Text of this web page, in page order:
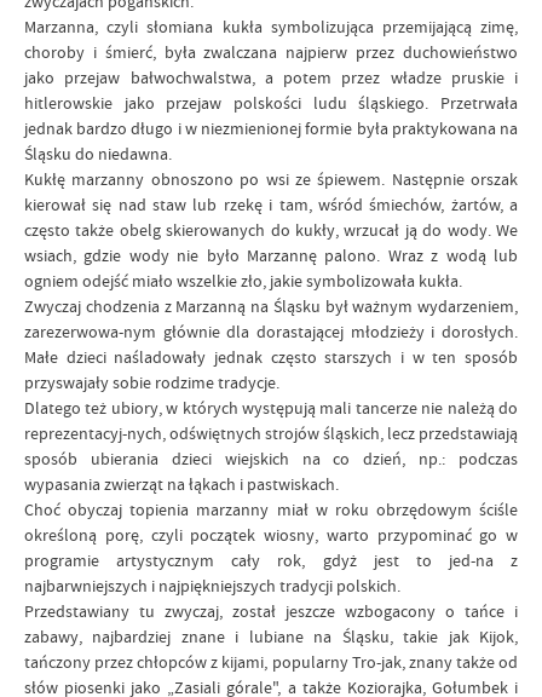
Marzanna, czyli słomiana kukła symbolizująca przemijającą zimę,
choroby i śmierć, była zwalczana najpierw przez duchowieństwo
jako przejaw bałwochwalstwa, a potem przez władze pruskie i
hitlerowskie jako przejaw polskości ludu śląskiego. Przetrwała
jednak bardzo długo i w niezmienionej formie była praktykowana na
Śląsku do niedawna.
Kukłę marzanny obnoszono po wsi ze śpiewem. Następnie orszak
kierował się nad staw lub rzekę i tam, wśród śmiechów, żartów, a
często także obelg skierowanych do kukły, wrzucał ją do wody. We
wsiach, gdzie wody nie było Marzannę palono. Wraz z wodą lub
ogniem odejść miało wszelkie zło, jakie symbolizowała kukła.
Zwyczaj chodzenia z Marzanną na Śląsku był ważnym wydarzeniem,
zarezerwowa-nym głównie dla dorastającej młodzieży i dorosłych.
Małe dzieci naśladowały jednak często starszych i w ten sposób
przyswajały sobie rodzime tradycje.
Dlatego też ubiory, w których występują mali tancerze nie należą do
reprezentacyj-nych, odświętnych strojów śląskich, lecz przedstawiają
sposób ubierania dzieci wiejskich na co dzień, np.: podczas
wypasania zwierząt na łąkach i pastwiskach.
Choć obyczaj topienia marzanny miał w roku obrzędowym ściśle
określoną porę, czyli początek wiosny, warto przypominać go w
programie artystycznym cały rok, gdyż jest to jed-na z
najbarwniejszych i najpiękniejszych tradycji polskich.
Przedstawiany tu zwyczaj, został jeszcze wzbogacony o tańce i
zabawy, najbardziej znane i lubiane na Śląsku, takie jak Kijok,
tańczony przez chłopców z kijami, popularny Tro-jak, znany także od
słów piosenki jako „Zasiali górale", a także Koziorajka, Gołumbek i